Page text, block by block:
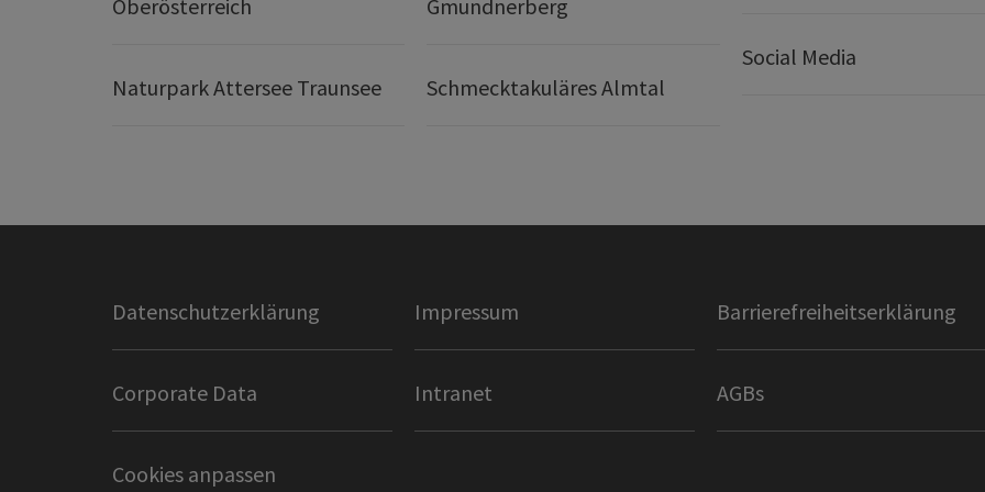
Oberösterreich Gmundnerberg
Naturpark Attersee Traunsee Schmecktakuläres Almtal
Social Media
Datenschutzerklärung Impressum Barrierefreiheitserklärung
Corporate Data Intranet AGBs
Cookies anpassen